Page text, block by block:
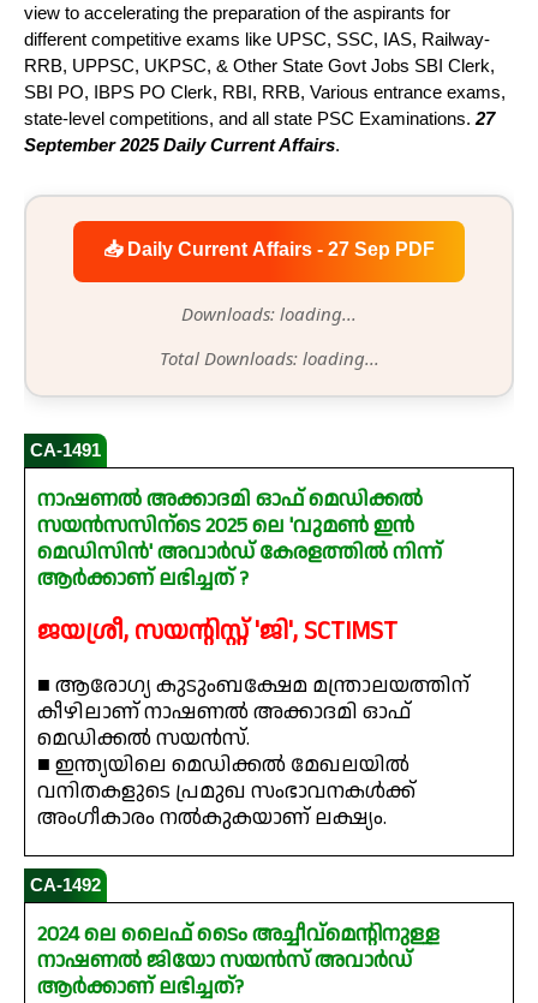
view to accelerating the preparation of the aspirants for
different competitive exams like UPSC, SSC, IAS, Railway-
RRB, UPPSC, UKPSC, & Other State Govt Jobs SBI Clerk,
SBI PO, IBPS PO Clerk, RBI, RRB, Various entrance exams,
state-level competitions, and all state PSC Examinations. 27
September 2025 Daily Current Affairs.
📥 Daily Current Affairs - 27 Sep PDF
Downloads: loading...
Total Downloads: loading...
CA-1491
നാഷണൽ അക്കാദമി ഓഫ് മെഡിക്കൽ
സയൻസസിന്ടെ 2025 ലെ 'വുമൺ ഇൻ
മെഡിസിൻ' അവാർഡ് കേരളത്തിൽ നിന്ന്
ആർക്കാണ് ലഭിച്ചത് ?
ജയശ്രീ, സയന്റിസ്റ്റ് 'ജി', SCTIMST
■ ആരോഗ്യ കുടുംബക്ഷേമ മന്ത്രാലയത്തിന്
കീഴിലാണ് നാഷണൽ അക്കാദമി ഓഫ്
മെഡിക്കൽ സയൻസ്.
■ ഇന്ത്യയിലെ മെഡിക്കൽ മേഖലയിൽ
വനിതകളുടെ പ്രമുഖ സംഭാവനകൾക്ക്
അംഗീകാരം നൽകുകയാണ് ലക്ഷ്യം.
CA-1492
2024 ലെ ലൈഫ് ടൈം അച്ചീവ്മെന്റിനുള്ള
നാഷണൽ ജിയോ സയൻസ് അവാർഡ്
ആർക്കാണ് ലഭിച്ചത്?